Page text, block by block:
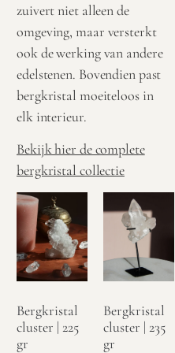
zuivert niet alleen de
omgeving, maar versterkt
ook de werking van andere
edelstenen. Bovendien past
bergkristal moeiteloos in
elk interieur.
Bekijk hier de complete
bergkristal collectie
Bergkristal
cluster | 225
gr
Bergkristal
cluster | 235
gr